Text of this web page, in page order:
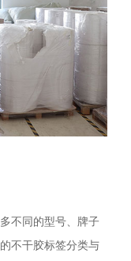
不同的型号、牌子
不干胶标签分类与